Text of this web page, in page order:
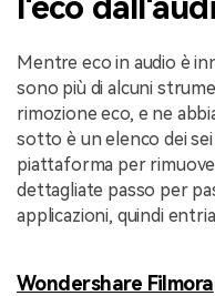
Mentre eco in audio è
sono più di alcuni
rimozione eco, e ne
sotto è un elenco dei
piattaforma per
dettagliate passo per
applicazioni, quindi
Wondershare Filmora